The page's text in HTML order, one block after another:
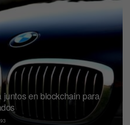
en blockchain para